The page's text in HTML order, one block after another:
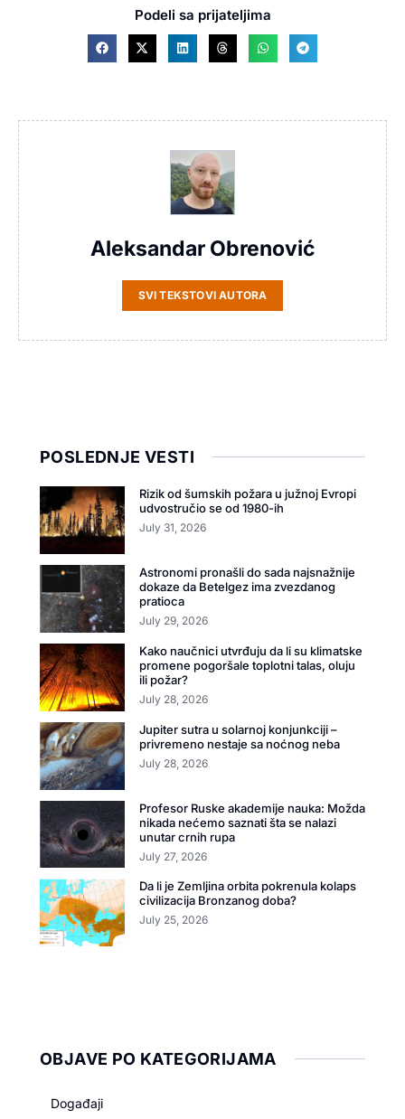
Podeli sa prijateljima
Aleksandar Obrenović
SVI TEKSTOVI AUTORA
POSLEDNJE VESTI
Rizik od šumskih požara u južnoj Evropi
udvostručio se od 1980-ih
July 31, 2026
Astronomi pronašli do sada najsnažnije
dokaze da Betelgez ima zvezdanog
pratioca
July 29, 2026
Kako naučnici utvrđuju da li su klimatske
promene pogoršale toplotni talas, oluju
ili požar?
July 28, 2026
Jupiter sutra u solarnoj konjunkciji –
privremeno nestaje sa noćnog neba
July 28, 2026
Profesor Ruske akademije nauka: Možda
nikada nećemo saznati šta se nalazi
unutar crnih rupa
July 27, 2026
Da li je Zemljina orbita pokrenula kolaps
civilizacija Bronzanog doba?
July 25, 2026
OBJAVE PO KATEGORIJAMA
Događaji